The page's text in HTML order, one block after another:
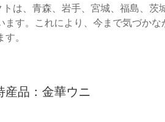
トは、青森、岩手、宮城、福島、
ます。これにより、今まで気づか
。
産品：金華ウニ